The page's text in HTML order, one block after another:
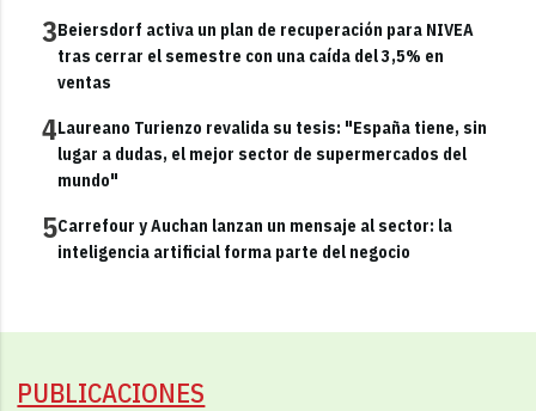
3Beiersdorf activa un plan de recuperación para NIVEA
tras cerrar el semestre con una caída del 3,5% en
ventas
4Laureano Turienzo revalida su tesis: "España tiene, sin
lugar a dudas, el mejor sector de supermercados del
mundo"
5Carrefour y Auchan lanzan un mensaje al sector: la
inteligencia artificial forma parte del negocio
PUBLICACIONES